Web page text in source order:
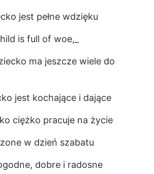
jest pełne wdzięku
is full of woe,_
ma jeszcze wiele do
jest kochające i dające
ciężko pracuje na życie
w dzień szabatu
dobre i radosne